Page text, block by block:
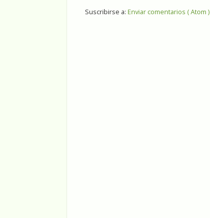
Suscribirse a: Enviar comentarios ( Atom )